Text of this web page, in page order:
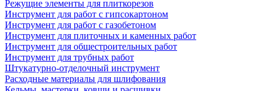
Режущие элементы для плиткорезов
Инструмент для работ с гипсокартоном
Инструмент для работ с газобетоном
Инструмент для плиточных и каменных работ
Инструмент для общестроительных работ
Инструмент для трубных работ
Штукатурно-отделочный инструмент
Расходные материалы для шлифования